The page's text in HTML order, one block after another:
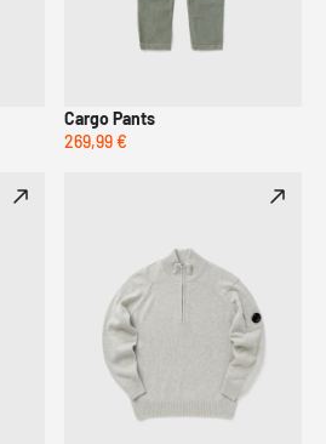
Cargo Pants
269,99 €